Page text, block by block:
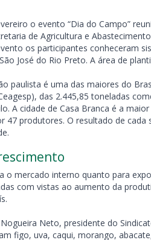
o evento “Dia do Campo”
de Agricultura e
os participantes conheceram
José do Rio Preto. A área de
paulista é uma das maiores do
das 2.445,85 toneladas
A cidade de Casa Branca é a
47 produtores. O resultado de
o mercado interno quanto para
com vistas ao aumento da
Neto, presidente do
figo, uva, caqui, morango,